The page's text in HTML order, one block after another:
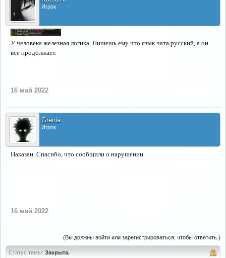
Игрок
У человека железная логика. Пишешь ему что язык чата русский, а он
всё продолжает.
16 май 2022
Grenia
Игрок
Наказан. Спасибо, что сообщили о нарушении.
16 май 2022
(Вы должны войти или зарегистрироваться, чтобы ответить.)
Статус темы: Закрыта.